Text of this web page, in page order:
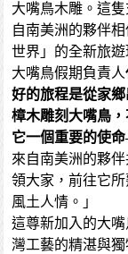
大嘴鳥木雕。這
自南美洲的夥伴
世界」的全新旅遊
大嘴鳥假期負責人
好的旅程是從家
樟木雕刻大嘴鳥
它一個重要的使
來自南美洲的夥
領大家，前往它
風土人情。」
這尊新加入的大
灣工藝的精湛與